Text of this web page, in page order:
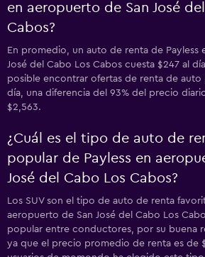
en aeropuerto de San José
Cabos?
En promedio, un auto de renta de Payless
José del Cabo Los Cabos cuesta $247 al
posible encontrar ofertas de renta de auto
día, una diferencia del 93% del precio
$2,563.
¿Cuál es el tipo de auto de
popular de Payless en
José del Cabo Los Cabos?
Los SUV son el tipo de auto de renta
aeropuerto de San José del Cabo Los
popular entre conductores, por su buena
ya que el precio promedio de renta es de